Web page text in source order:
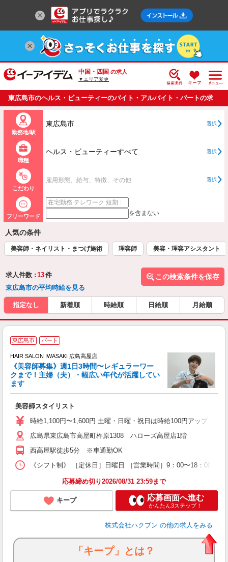
中国・四国 の求人
▼エリア変更
東広島市のヘルス・ビューティーのバイト・アルバイト・パートの求
人情報一覧
勤務地/駅
東広島市 選択
職種
ヘルス・ビューティーすべて 選択
こだわり
雇用形態、給与、特徴、その他 選択
フリーワード を含まない
人気の条件
美容師・ネイリスト・まつげ施術 理容師 美容・理容アシスタント
求人件数 : 13件
東広島市の平均時給を見る
この検索条件を保存
指定なし 新着順 時給順 日給順 月給順
東広島市 パート
HAIR SALON IWASAKI 広島高屋店
《美容師募集》週1日3時間〜レギュラーワー
クまで！主婦（夫）・幅広い年代が活躍してい
ます
美容師スタイリスト
時給1,100円〜1,600円 土曜・日曜・祝日は時給100円アップ ※資
広島県東広島市高屋町杵原1308 ハローズ高屋店1階
西高屋駅徒歩5分 ※車通勤OK
《シフト制》 ［定休日］日曜日 ［営業時間］9：00〜18：00
応募締め切り2026/08/31 23:59まで
キープ 応募画面へ進む
かんたん3ステップ！
株式会社ハクブン の他の求人をみる
「キープ」とは？